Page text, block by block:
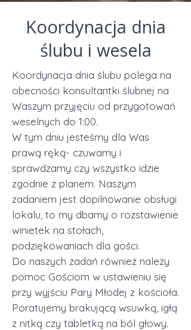
Koordynacja dnia
ślubu i wesela
Koordynacja dnia ślubu polega na
obecności konsultantki ślubnej na
Waszym przyjęciu od przygotowań
weselnych do 1:00.
W tym dniu jesteśmy dla Was
prawą ręką- czuwamy i
sprawdzamy czy wszystko idzie
zgodnie z planem. Naszym
zadaniem jest dopilnowanie obsługi
lokalu, to my dbamy o rozstawienie
winietek na stołach,
podziękowaniach dla gości.
Do naszych zadań również należy
pomoc Gościom w ustawieniu się
przy wyjściu Pary Młodej z kościoła.
Poratujemy brakującą wsuwką, igłą
z nitką czy tabletką na ból głowy.